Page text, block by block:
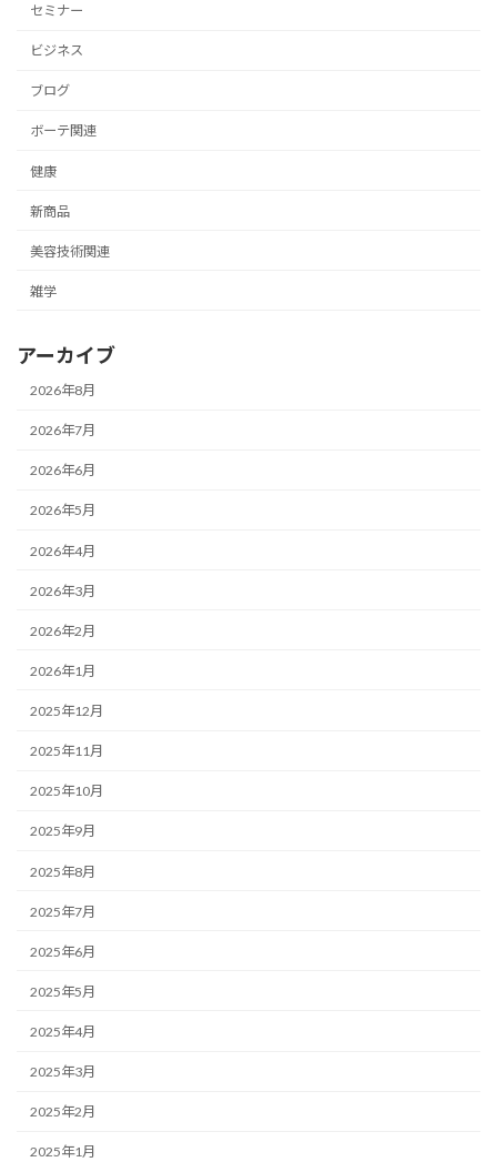
セミナー
ビジネス
ブログ
ボーテ関連
健康
新商品
美容技術関連
雑学
アーカイブ
2026年8月
2026年7月
2026年6月
2026年5月
2026年4月
2026年3月
2026年2月
2026年1月
2025年12月
2025年11月
2025年10月
2025年9月
2025年8月
2025年7月
2025年6月
2025年5月
2025年4月
2025年3月
2025年2月
2025年1月